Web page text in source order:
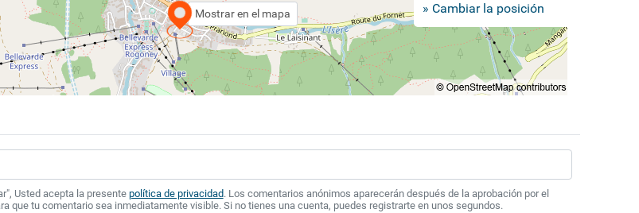
Mostrar en el mapa » Cambiar la posición
Usted acepta la presentepolítica de privacidad. Los comentarios anónimos aparecerán después de la aprobación por el
que tu comentario sea inmediatamente visible. Si no tienes una cuenta, puedes registrarte en unos segundos.